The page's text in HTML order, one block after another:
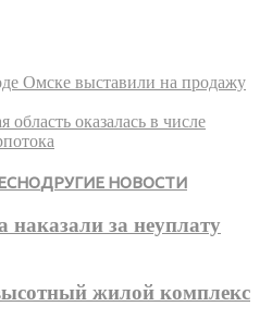
Омске выставили на продажу
область оказалась в числе
ДРУГИЕ НОВОСТИ
наказали за неуплату
жилой комплекс